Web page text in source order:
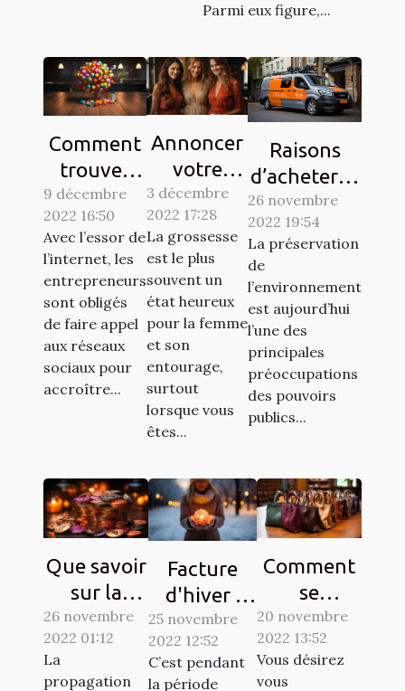
Parmi eux figure,...
Comment
trouver
des clients
sur les
réseaux
sociaux ?
9 décembre
2022 16:50
Avec l’essor de
l’internet, les
entrepreneurs
sont obligés
de faire appel
aux réseaux
sociaux pour
accroître...
Annoncer
votre
grossesse
à votre
entourage
: Comment
y procéder
?
3 décembre
2022 17:28
La grossesse
est le plus
souvent un
état heureux
pour la femme
et son
entourage,
surtout
lorsque vous
êtes...
Raisons
d’acheter la
vignette
Crit’Air
26 novembre
2022 19:54
La préservation
de
l’environnement
est aujourd’hui
l’une des
principales
préoccupations
des pouvoirs
publics...
Que savoir
sur la
Crypto-
monnaie
Ternoa
26 novembre
2022 01:12
La
propagation
Facture
d'hiver :
Des
astuces
simples
25 novembre
2022 12:52
C’est pendant
la période
Comment
se
reconvertir
à un autre
métier ?
20 novembre
2022 13:52
Vous désirez
vous